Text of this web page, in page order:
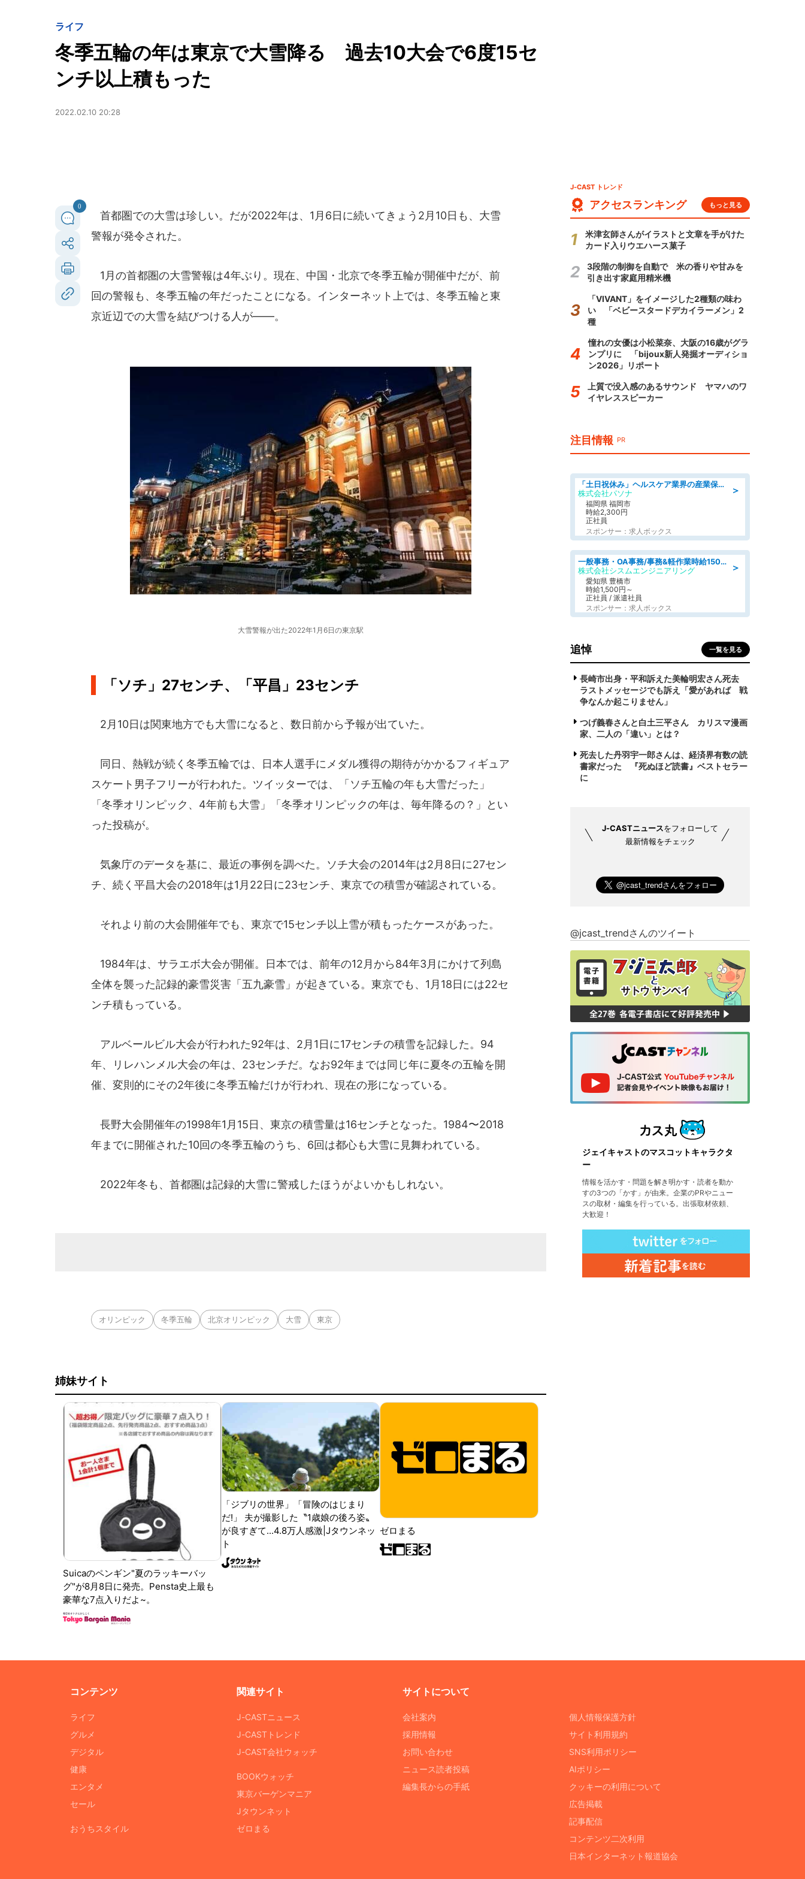
ライフ
冬季五輪の年は東京で大雪降る 過去10大会で6度15セ
ンチ以上積もった
2022.02.10 20:28
0
首都圏での大雪は珍しい。だが2022年は、1月6日に続いてきょう2月10日も、大雪
警報が発令された。
1月の首都圏の大雪警報は4年ぶり。現在、中国・北京で冬季五輪が開催中だが、前
回の警報も、冬季五輪の年だったことになる。インターネット上では、冬季五輪と東
京近辺での大雪を結びつける人が――。
大雪警報が出た2022年1月6日の東京駅
「ソチ」27センチ、「平昌」23センチ
2月10日は関東地方でも大雪になると、数日前から予報が出ていた。
同日、熱戦が続く冬季五輪では、日本人選手にメダル獲得の期待がかかるフィギュア
スケート男子フリーが行われた。ツイッターでは、「ソチ五輪の年も大雪だった」
「冬季オリンピック、4年前も大雪」「冬季オリンピックの年は、毎年降るの？」とい
った投稿が。
気象庁のデータを基に、最近の事例を調べた。ソチ大会の2014年は2月8日に27セン
チ、続く平昌大会の2018年は1月22日に23センチ、東京での積雪が確認されている。
それより前の大会開催年でも、東京で15センチ以上雪が積もったケースがあった。
1984年は、サラエボ大会が開催。日本では、前年の12月から84年3月にかけて列島
全体を襲った記録的豪雪災害「五九豪雪」が起きている。東京でも、1月18日には22セ
ンチ積もっている。
アルベールビル大会が行われた92年は、2月1日に17センチの積雪を記録した。94
年、リレハンメル大会の年は、23センチだ。なお92年までは同じ年に夏冬の五輪を開
催、変則的にその2年後に冬季五輪だけが行われ、現在の形になっている。
長野大会開催年の1998年1月15日、東京の積雪量は16センチとなった。1984〜2018
年までに開催された10回の冬季五輪のうち、6回は都心も大雪に見舞われている。
2022年冬も、首都圏は記録的大雪に警戒したほうがよいかもしれない。
オリンピック 冬季五輪 北京オリンピック 大雪 東京
姉妹サイト
Suicaのペンギン"夏のラッキーバッ
グ"が8月8日に発売。Pensta史上最も
豪華な7点入りだよ~。
「ジブリの世界」「冒険のはじまり
だ!」 夫が撮影した〝1歳娘の後ろ姿〟
が良すぎて...4.8万人感激|Jタウンネッ
ト
ゼロまる
J-CAST トレンド
アクセスランキング もっと見る
米津玄師さんがイラストと文章を手がけた
カード入りウエハース菓子
3段階の制御を自動で 米の香りや甘みを
引き出す家庭用精米機
「VIVANT」をイメージした2種類の味わ
い 「ベビースタードデカイラーメン」2
種
憧れの女優は小松菜奈、大阪の16歳がグラ
ンプリに 「bijoux新人発掘オーディショ
ン2026」リポート
上質で没入感のあるサウンド ヤマハのワ
イヤレススピーカー
注目情報 PR
＞
「土日祝休み」ヘルスケア業界の産業保健師/高時給/未経験OK/要資格:保健師、正看護師
株式会社パソナ
福岡県 福岡市
時給2,300円
正社員
スポンサー：求人ボックス
＞
一般事務・OA事務/事務&軽作業時給1500円土日祝休み各種社保完備
株式会社シスムエンジニアリング
愛知県 豊橋市
時給1,500円～
正社員 / 派遣社員
スポンサー：求人ボックス
追悼 一覧を見る
長崎市出身・平和訴えた美輪明宏さん死去
ラストメッセージでも訴え「愛があれば 戦
争なんか起こりません」
つげ義春さんと白土三平さん カリスマ漫画
家、二人の「違い」とは？
死去した丹羽宇一郎さんは、経済界有数の読
書家だった 『死ぬほど読書』ベストセラー
に
J-CASTニュースをフォローして
最新情報をチェック
@jcast_trendさんのツイート
ジェイキャストのマスコットキャラクタ
ー
情報を活かす・問題を解き明かす・読者を動か
すの3つの「かす」が由来。企業のPRやニュー
スの取材・編集を行っている。出張取材依頼、
大歓迎！
コンテンツ
ライフ
グルメ
デジタル
健康
エンタメ
セール
おうちスタイル
関連サイト
J-CASTニュース
J-CASTトレンド
J-CAST会社ウォッチ
BOOKウォッチ
東京バーゲンマニア
Jタウンネット
ゼロまる
サイトについて
会社案内
採用情報
お問い合わせ
ニュース読者投稿
編集長からの手紙
個人情報保護方針
サイト利用規約
SNS利用ポリシー
AIポリシー
クッキーの利用について
広告掲載
記事配信
コンテンツ二次利用
日本インターネット報道協会